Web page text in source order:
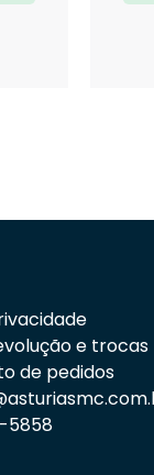
e trocas
de pedidos
5858